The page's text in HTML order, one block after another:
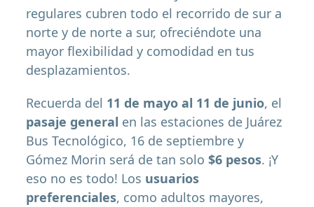
regulares cubren todo el recorrido de sur a
norte y de norte a sur, ofreciéndote una
mayor flexibilidad y comodidad en tus
desplazamientos.
Recuerda del 11 de mayo al 11 de junio, el
pasaje general en las estaciones de Juárez
Bus Tecnológico, 16 de septiembre y
Gómez Morin será de tan solo$6 pesos. ¡Y
eso no es todo! Los usuarios
preferenciales, como adultos mayores,